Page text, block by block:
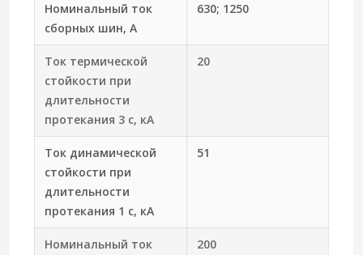
Номинальный ток
сборных шин, А
630; 1250
Ток термической
стойкости при
длительности
протекания 3 с, кА
20
Ток динамической
стойкости при
длительности
протекания 1 с, кА
51
Номинальный ток
200